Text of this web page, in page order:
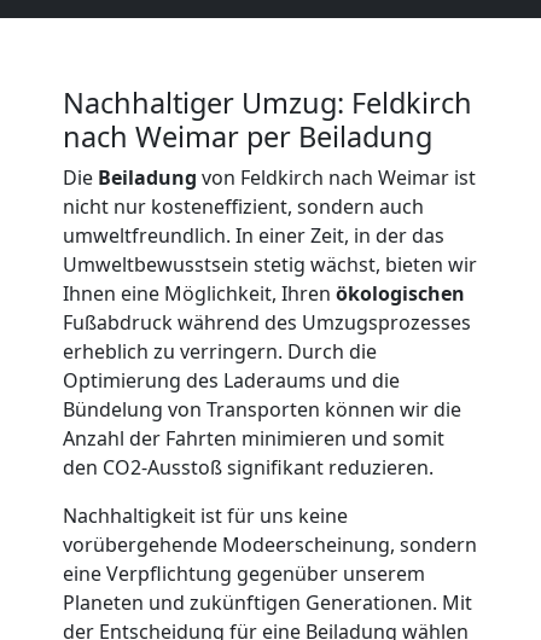
Nachhaltiger Umzug: Feldkirch
nach Weimar per Beiladung
Die Beiladung von Feldkirch nach Weimar ist
nicht nur kosteneffizient, sondern auch
umweltfreundlich. In einer Zeit, in der das
Umweltbewusstsein stetig wächst, bieten wir
Ihnen eine Möglichkeit, Ihren ökologischen
Fußabdruck während des Umzugsprozesses
erheblich zu verringern. Durch die
Optimierung des Laderaums und die
Bündelung von Transporten können wir die
Anzahl der Fahrten minimieren und somit
den CO2-Ausstoß signifikant reduzieren.
Nachhaltigkeit ist für uns keine
vorübergehende Modeerscheinung, sondern
eine Verpflichtung gegenüber unserem
Planeten und zukünftigen Generationen. Mit
der Entscheidung für eine Beiladung wählen
Mann
LKW
Möbellift
Feldkirch
Übersiedlung
Feldkirch
Klaviertransport